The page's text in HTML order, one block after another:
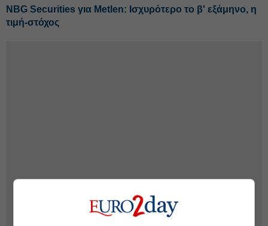
NBG Securities για Metlen: Ισχυρότερο το β' εξάμηνο, η
τιμή-στόχος